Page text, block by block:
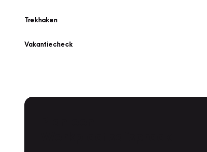
Trekhaken
Vakantiecheck